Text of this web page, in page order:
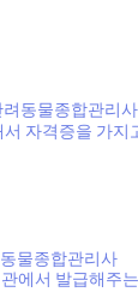
려동물종합관리사
자격증을 가
물종합관리사
에서 발급해주